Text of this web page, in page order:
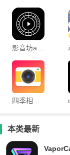
本类最新